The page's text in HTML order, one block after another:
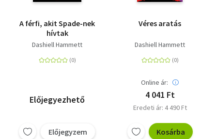
A férfi, akit Spade-nek
hívtak
Dashiell Hammett
Előjegyezhető
Előjegyzem
Véres aratás
Dashiell Hammett
Online ár:
4 041 Ft
Eredeti ár: 4 490 Ft
Kosárba